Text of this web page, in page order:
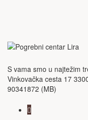
S vama smo u najtežim
Vinkovačka cesta 17
90341872 (MB)